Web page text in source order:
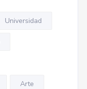
Universidad
Arte